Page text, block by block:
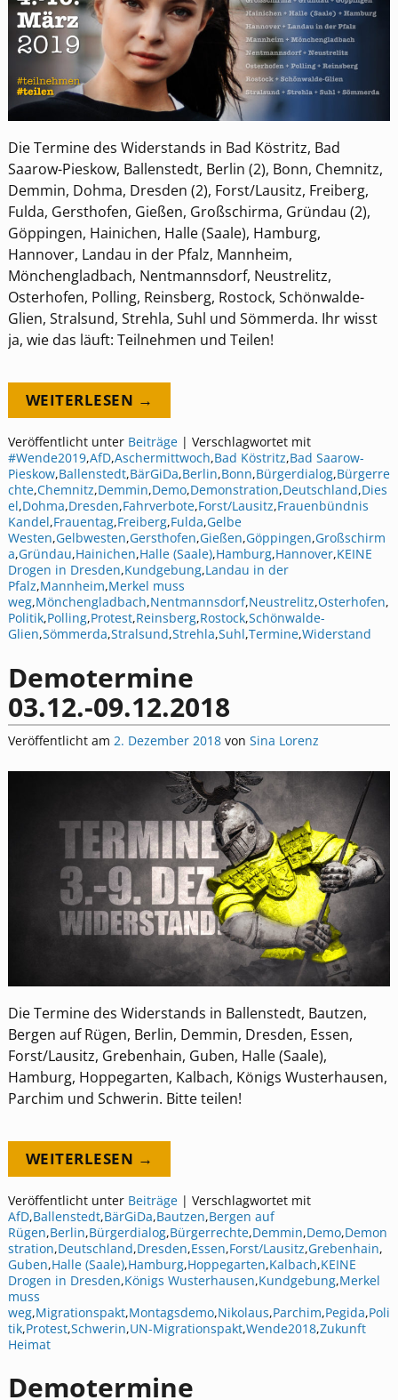
Die Termine des Widerstands in Bad Köstritz, Bad
Saarow-Pieskow, Ballenstedt, Berlin (2), Bonn, Chemnitz,
Demmin, Dohma, Dresden (2), Forst/Lausitz, Freiberg,
Fulda, Gersthofen, Gießen, Großschirma, Gründau (2),
Göppingen, Hainichen, Halle (Saale), Hamburg,
Hannover, Landau in der Pfalz, Mannheim,
Mönchengladbach, Nentmannsdorf, Neustrelitz,
Osterhofen, Polling, Reinsberg, Rostock, Schönwalde-
Glien, Stralsund, Strehla, Suhl und Sömmerda. Ihr wisst
ja, wie das läuft: Teilnehmen und Teilen!
WEITERLESEN →
Veröffentlicht unter Beiträge| Verschlagwortet mit
#Wende2019,AfD,Aschermittwoch,Bad Köstritz,Bad Saarow-
Pieskow,Ballenstedt,BärGiDa,Berlin,Bonn,Bürgerdialog,Bürgerre
chte,Chemnitz,Demmin,Demo,Demonstration,Deutschland,Dies
el,Dohma,Dresden,Fahrverbote,Forst/Lausitz,Frauenbündnis
Kandel,Frauentag,Freiberg,Fulda,Gelbe
Westen,Gelbwesten,Gersthofen,Gießen,Göppingen,Großschirm
a,Gründau,Hainichen,Halle (Saale),Hamburg,Hannover,KEINE
Drogen in Dresden,Kundgebung,Landau in der
Pfalz,Mannheim,Merkel muss
weg,Mönchengladbach,Nentmannsdorf,Neustrelitz,Osterhofen,
Politik,Polling,Protest,Reinsberg,Rostock,Schönwalde-
Glien,Sömmerda,Stralsund,Strehla,Suhl,Termine,Widerstand
Demotermine
03.12.-09.12.2018
Veröffentlicht am 2. Dezember 2018 von Sina Lorenz
Die Termine des Widerstands in Ballenstedt, Bautzen,
Bergen auf Rügen, Berlin, Demmin, Dresden, Essen,
Forst/Lausitz, Grebenhain, Guben, Halle (Saale),
Hamburg, Hoppegarten, Kalbach, Königs Wusterhausen,
Parchim und Schwerin. Bitte teilen!
WEITERLESEN →
Veröffentlicht unter Beiträge| Verschlagwortet mit
AfD,Ballenstedt,BärGiDa,Bautzen,Bergen auf
Rügen,Berlin,Bürgerdialog,Bürgerrechte,Demmin,Demo,Demon
stration,Deutschland,Dresden,Essen,Forst/Lausitz,Grebenhain,
Guben,Halle (Saale),Hamburg,Hoppegarten,Kalbach,KEINE
Drogen in Dresden,Königs Wusterhausen,Kundgebung,Merkel
muss
weg,Migrationspakt,Montagsdemo,Nikolaus,Parchim,Pegida,Poli
tik,Protest,Schwerin,UN-Migrationspakt,Wende2018,Zukunft
Heimat
Demotermine